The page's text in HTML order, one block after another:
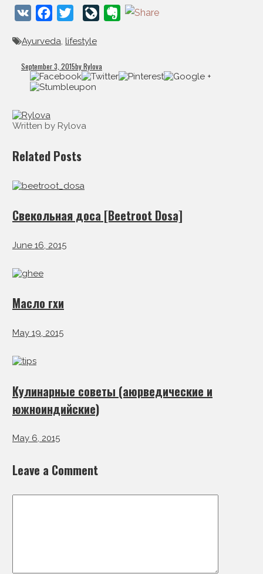
VK Facebook
Twitter LiveJournal
Evernote
Ayurveda, lifestyle
September 3, 2015by Rylova
Written by Rylova
Related Posts
Свекольная доса [Beetroot Dosa]
June 16, 2015
Масло гхи
May 19, 2015
Кулинарные советы (аюрведические и
южноиндийские)
May 6, 2015
Leave a Comment